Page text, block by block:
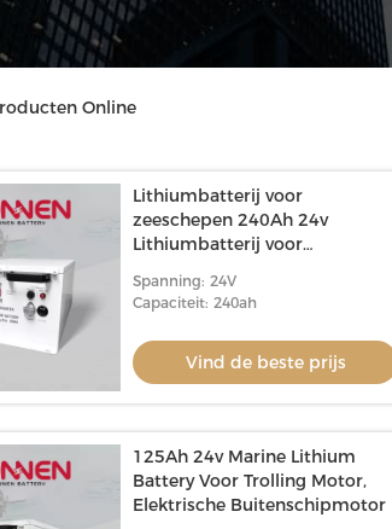
Online
Lithiumbatterij voor
zeeschepen 240Ah 24v
Lithiumbatterij voor
Spanning: 24V
Capaciteit: 240ah
Vind de beste prijs
125Ah 24v Marine Lithium
Battery Voor Trolling Motor,
Elektrische Buitenschipmotor